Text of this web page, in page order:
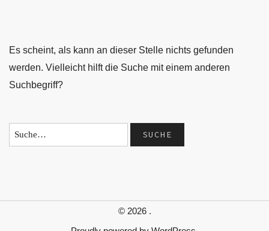
Es scheint, als kann an dieser Stelle nichts gefunden
werden. Vielleicht hilft die Suche mit einem anderen
Suchbegriff?
© 2026 .